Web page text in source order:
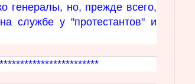
генералы, но, прежде всего,
службе у "протестантов" и
****************